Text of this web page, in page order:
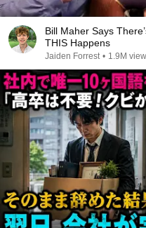
Bill Maher Says
THIS Happens
Jaiden Forrest • 1.9M